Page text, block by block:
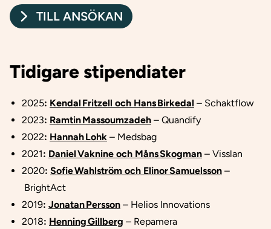
TILL ANSÖKAN
Tidigare stipendiater
2025: Kendal Fritzell och Hans Birkedal – Schaktflow
2023: Ramtin Massoumzadeh – Quandify
2022: Hannah Lohk – Medsbag
2021: Daniel Vaknine och Måns Skogman – Visslan
2020: Sofie Wahlström och Elinor Samuelsson –
BrightAct
2019: Jonatan Persson – Helios Innovations
2018: Henning Gillberg – Repamera